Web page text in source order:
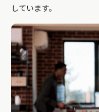
しています。